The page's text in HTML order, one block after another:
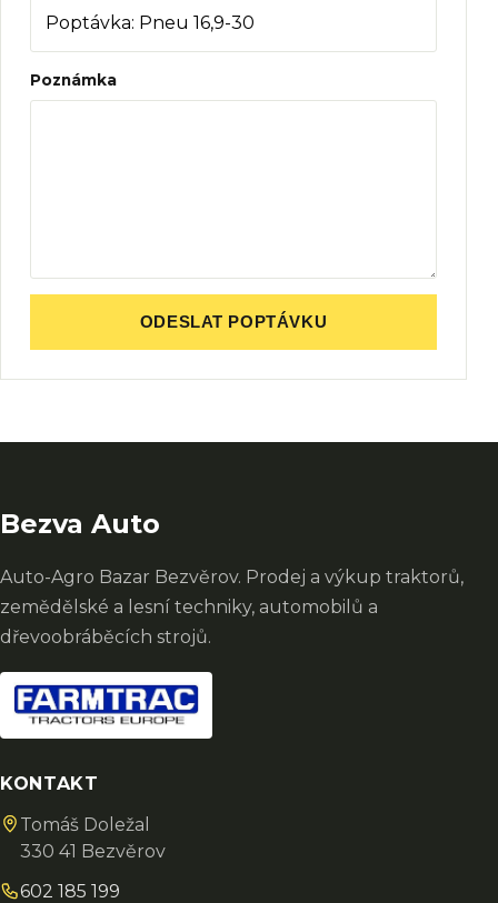
Poznámka
ODESLAT POPTÁVKU
Bezva Auto
Auto-Agro Bazar Bezvěrov. Prodej a výkup traktorů,
zemědělské a lesní techniky, automobilů a
dřevoobráběcích strojů.
KONTAKT
Tomáš Doležal
330 41 Bezvěrov
602 185 199